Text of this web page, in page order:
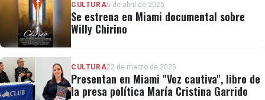
CULTURA5 de abril de 2025
Se estrena en Miami documental sobre
Willy Chirino
CULTURA22 de marzo de 2025
Presentan en Miami "Voz cautiva", libro de
la presa política María Cristina Garrido